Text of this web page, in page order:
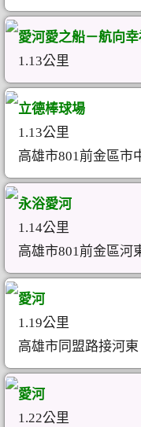
愛河愛之船－航向
1.13公里
立德棒球場
1.13公里
高雄市801前金區市
永浴愛河
1.14公里
高雄市801前金區河
愛河
1.19公里
高雄市同盟路接河
愛河
1.22公里